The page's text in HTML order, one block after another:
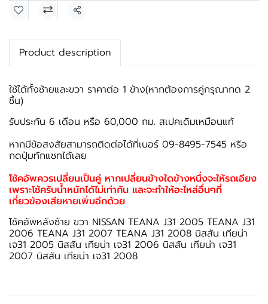
แชร์
Product description
ใช้ได้ทั้งซ้ายและขวา ราคาต่อ 1 ข้าง(หากต้องการคู่กรุณากด 2
ชิ้น)
รับประกัน 6 เดือน หรือ 60,000 กม. สเปคเดิมเหมือนแท้
หากมีข้อสงสัยสามารถติดต่อได้ที่เบอร์ 09-8495-7545 หรือ
กดปุ่มทักแชทได้เลย
โช้คอัพควรเปลี่ยนเป็นคู่ หากเปลี่ยนข้างใดข้างหนึ่งจะให้รถเอียง
เพราะโช้ครับน้ำหนักได้ไม่เท่ากัน และจะทำให้อะไหล่อื่นๆที่
เกี่ยวข้องเสียหายเพิ่มอีกด้วย
โช้คอัพหลังซ้าย ขวา NISSAN TEANA J31 2005 TEANA J31
2006 TEANA J31 2007 TEANA J31 2008 นิสสัน เทียน่า
เจ31 2005 นิสสัน เทียน่า เจ31 2006 นิสสัน เทียน่า เจ31
2007 นิสสัน เทียน่า เจ31 2008